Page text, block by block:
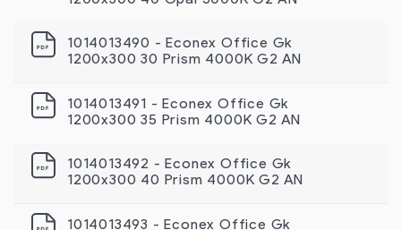
1014013490 - Econex Office Gk
1200х300 30 Prism 4000K G2 AN
1014013491 - Econex Office Gk
1200х300 35 Prism 4000K G2 AN
1014013492 - Econex Office Gk
1200x300 40 Prism 4000K G2 AN
1014013493 - Econex Office Gk